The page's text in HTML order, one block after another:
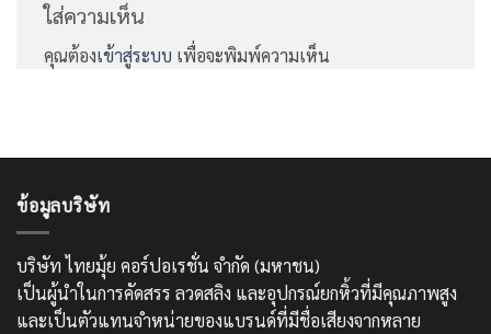
ใส่ความเห็น
คุณต้องเข้าสู่ระบบ เพื่อจะพิมพ์ความเห็น
ข้อมูลบริษัท
บริษัท ไทยมุ้ย คอร์ปอเรชั่น จำกัด (มหาชน)
เป็นผู้นำในการคัดสรร ลวดสลิง และอุปกรณ์ยกหิ้วที่มีคุณภาพสูง
และเป็นตัวแทนจำหน่ายของแบรนด์ที่มีชื่อเสียงจากหลาย